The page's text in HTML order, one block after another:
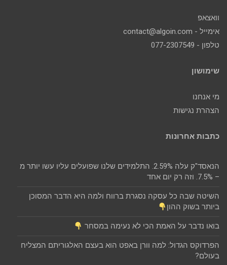
וואצאפ
אימייל - contact@algoin.com
טלפון - 077-2307549
שימושון
מי אנחנו
הצהרת נגישות
כתבות אחרונות
הנאסד"ק עלה 2.59%. התלמידים שלנו שפועלים עליו עשו יותר מ
– 7.5%. וזה רק יום אחד
השיטה שבה כל עסקה נסגרת ברווח ולמה היא הדבר המסוכן
ביותר בשוק ההון
בואו נדבר על האמת הכי לא נעימה במסחר
הפרדוקס הגדול: למה וורן באפט הוא בעצם האלגוריתם המצליח
בעולם?